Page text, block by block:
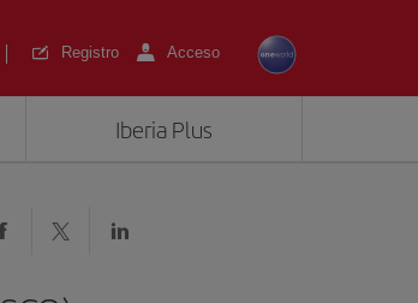
Registro Acceso
Iberia Plus